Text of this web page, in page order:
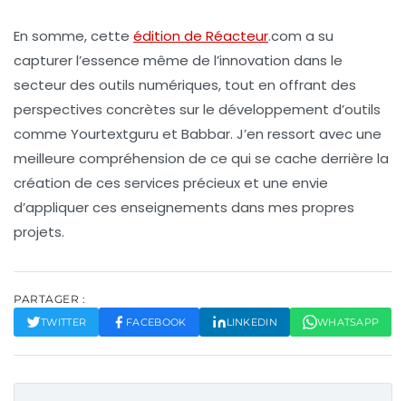
En somme, cette édition de Réacteur.com a su
capturer l’essence même de l’innovation dans le
secteur des outils numériques, tout en offrant des
perspectives concrètes sur le développement d’outils
comme Yourtextguru et Babbar. J’en ressort avec une
meilleure compréhension de ce qui se cache derrière la
création de ces services précieux et une envie
d’appliquer ces enseignements dans mes propres
projets.
PARTAGER :
TWITTER FACEBOOK LINKEDIN WHATSAPP